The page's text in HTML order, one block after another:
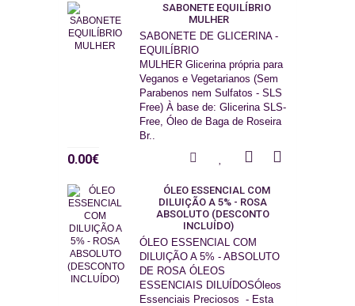
SABONETE EQUILÍBRIO
MULHER
SABONETE DE GLICERINA -
EQUILÍBRIO
MULHER Glicerina própria para
Veganos e Vegetarianos (Sem
Parabenos nem Sulfatos - SLS
Free) À base de: Glicerina SLS-
Free, Óleo de Baga de Roseira
Br..
0.00€
ÓLEO ESSENCIAL COM
DILUIÇÃO A 5% - ROSA
ABSOLUTO (DESCONTO
INCLUÍDO)
ÓLEO ESSENCIAL COM
DILUIÇÃO A 5% - ABSOLUTO
DE ROSA ÓLEOS
ESSENCIAIS DILUÍDOSÓleos
Essenciais Preciosos - Esta